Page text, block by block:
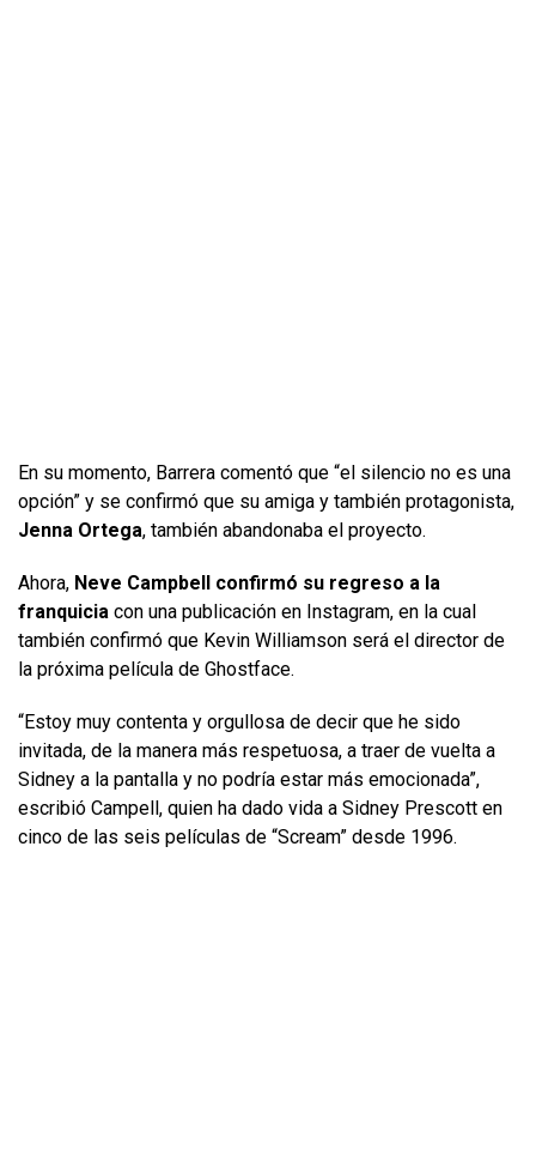
En su momento, Barrera comentó que “el silencio no es una
opción” y se confirmó que su amiga y también protagonista,
Jenna Ortega, también abandonaba el proyecto.
Ahora, Neve Campbell confirmó su regreso a la
franquicia con una publicación en Instagram, en la cual
también confirmó que Kevin Williamson será el director de
la próxima película de Ghostface.
“Estoy muy contenta y orgullosa de decir que he sido
invitada, de la manera más respetuosa, a traer de vuelta a
Sidney a la pantalla y no podría estar más emocionada”,
escribió Campell, quien ha dado vida a Sidney Prescott en
cinco de las seis películas de “Scream” desde 1996.